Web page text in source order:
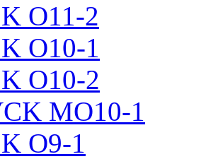
O11-2
O10-1
O10-2
MO10-1
O9-1